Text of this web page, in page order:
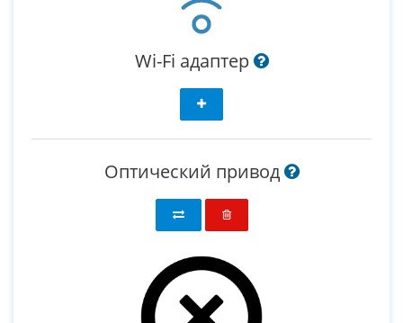
Wi-Fi адаптер
Оптический привод